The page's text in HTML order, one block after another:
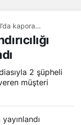
kapora
yapan 2
2 şüpheli
müşteri